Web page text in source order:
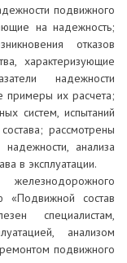
подвижного
на надежность;
отказов
характеризующие
надежности
примеры их расчета;
систем, испытаний
рассмотрены
анализа
в эксплуатации.
«Подвижной состав
специалистам,
анализом
подвижного